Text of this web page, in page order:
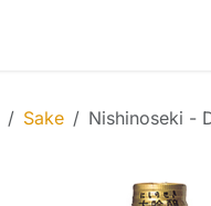
Sake Nishinoseki -